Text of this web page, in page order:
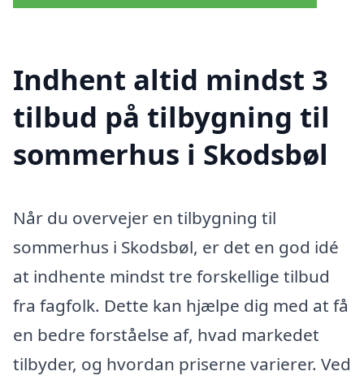
Indhent altid mindst 3
tilbud på tilbygning til
sommerhus i Skodsbøl
Når du overvejer en tilbygning til
sommerhus i Skodsbøl, er det en god idé
at indhente mindst tre forskellige tilbud
fra fagfolk. Dette kan hjælpe dig med at få
en bedre forståelse af, hvad markedet
tilbyder, og hvordan priserne varierer. Ved